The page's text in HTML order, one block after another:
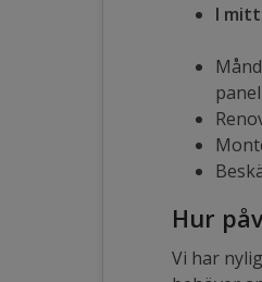
I
Hur
Vi har